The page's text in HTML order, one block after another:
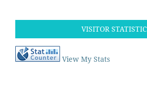
VISITOR STATISTIC
View My Stats